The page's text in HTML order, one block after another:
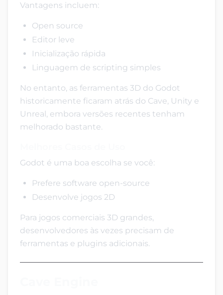
Vantagens incluem:
Open source
Editor leve
Inicialização rápida
Linguagem de scripting simples
No entanto, as ferramentas 3D do Godot
historicamente ficaram atrás do Cave, Unity e
Unreal, embora versões recentes tenham
melhorado bastante.
Godot é uma boa escolha se você:
Prefere software open-source
Desenvolve jogos 2D
Para jogos comerciais 3D grandes,
desenvolvedores às vezes precisam de
ferramentas e plugins adicionais.